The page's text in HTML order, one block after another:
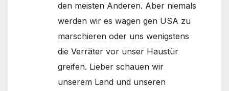
den meisten Anderen. Aber niemals
werden wir es wagen gen USA zu
marschieren oder uns wenigstens
die Verräter vor unser Haustür
greifen. Lieber schauen wir
unserem Land und unseren